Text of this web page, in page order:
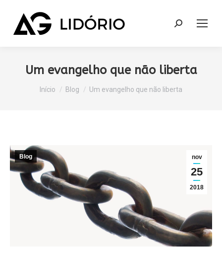
Search:
Um evangelho que não liberta
Você está aqui:
Início Blog Um evangelho que não liberta
nov
25
2018
Blog